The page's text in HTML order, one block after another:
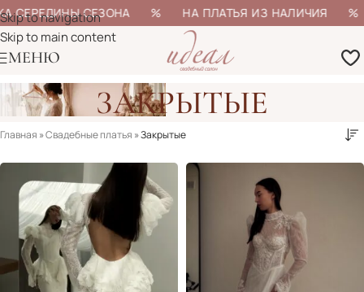
СЕРЕДИНЫ СЕЗОНА % НА ПЛАТЬЯ ИЗ НАЛИЧИЯ %
Skip to navigation
Skip to main content
МЕНЮ
ЗАКРЫТЫЕ
Главная »Свадебные платья »Закрытые